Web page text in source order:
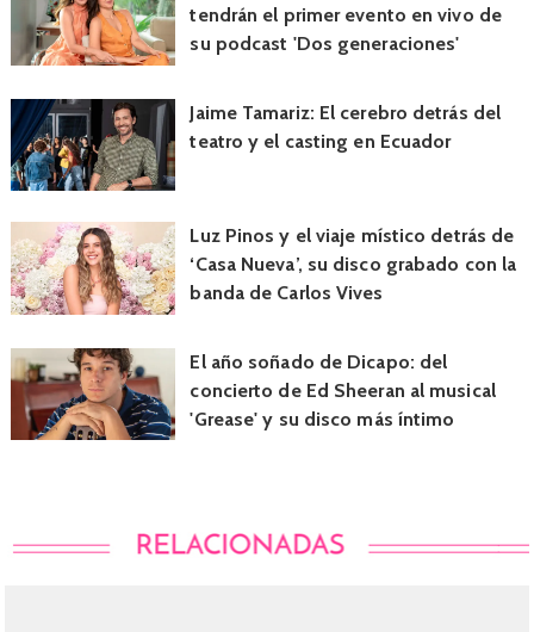
tendrán el primer evento en vivo de
su podcast 'Dos generaciones'
Jaime Tamariz: El cerebro detrás del
teatro y el casting en Ecuador
Luz Pinos y el viaje místico detrás de
‘Casa Nueva’, su disco grabado con la
banda de Carlos Vives
El año soñado de Dicapo: del
concierto de Ed Sheeran al musical
'Grease' y su disco más íntimo